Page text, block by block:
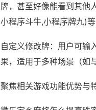
牌，甚至好像能看到其他
小程序斗牛,小程序牌九)
自定义修改牌：用户可输
果，适用于多种场景（如
聚焦相关游戏功能优势与